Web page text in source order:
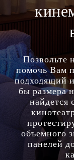
Позвольте
помочь Вам
подходящий
бы размера
найдется
объемного
панелей